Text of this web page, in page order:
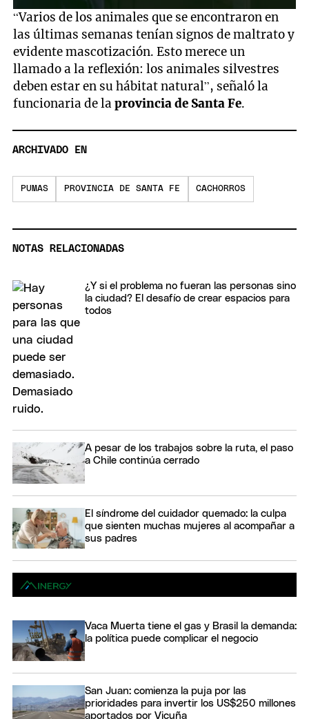
0
seconds
of
40
seconds
“Varios de los animales que se encontraron en
las últimas semanas tenían signos de maltrato y
evidente mascotización. Esto merece un
llamado a la reflexión: los animales silvestres
deben estar en su hábitat natural”, señaló la
funcionaria de laprovincia de Santa Fe.
ARCHIVADO EN
PUMAS PROVINCIA DE SANTA FE CACHORROS
NOTAS RELACIONADAS
¿Y si el problema no fueran las personas sino
la ciudad? El desafío de crear espacios para
todos
A pesar de los trabajos sobre la ruta, el paso
a Chile continúa cerrado
El síndrome del cuidador quemado: la culpa
que sienten muchas mujeres al acompañar a
sus padres
Vaca Muerta tiene el gas y Brasil la demanda:
la política puede complicar el negocio
San Juan: comienza la puja por las
prioridades para invertir los US$250 millones
aportados por Vicuña